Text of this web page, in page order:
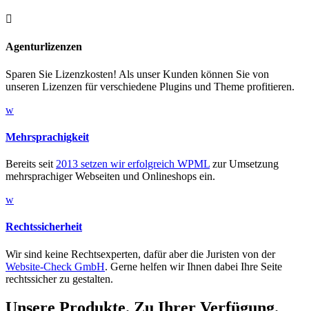

Agenturlizenzen
Sparen Sie Lizenzkosten! Als unser Kunden können Sie von
unseren Lizenzen für verschiedene Plugins und Theme profitieren.
w
Mehrsprachigkeit
Bereits seit 2013 setzen wir erfolgreich WPML zur Umsetzung
mehrsprachiger Webseiten und Onlineshops ein.
w
Rechtssicherheit
Wir sind keine Rechtsexperten, dafür aber die Juristen von der
Website-Check GmbH. Gerne helfen wir Ihnen dabei Ihre Seite
rechtssicher zu gestalten.